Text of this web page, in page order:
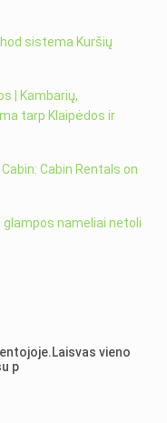
sistema Kuršių
| Kambarių,
tarp Klaipėdos ir
Cabin Rentals on
glampos nameliai netoli
vieno
p